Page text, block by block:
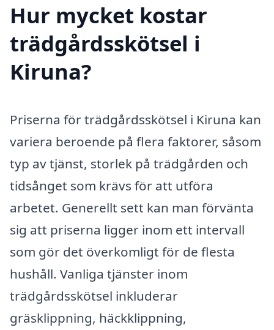
Hur mycket kostar
trädgårdsskötsel i
Kiruna?
Priserna för trädgårdsskötsel i Kiruna kan
variera beroende på flera faktorer, såsom
typ av tjänst, storlek på trädgården och
tidsånget som krävs för att utföra
arbetet. Generellt sett kan man förvänta
sig att priserna ligger inom ett intervall
som gör det överkomligt för de flesta
hushåll. Vanliga tjänster inom
trädgårdsskötsel inkluderar
gräsklippning, häckklippning,